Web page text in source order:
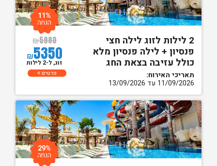
2 לילות לזוג לילה חצי
פנסיון + לילה פנסיון מלא
כולל עזיבה בצאת החג
תאריכי האירוח:
11/09/2026 עד 13/09/2026
₪5980
₪5350
11%
הנחה
זוג, ל-2 לילות
פרטים
29%
הנחה